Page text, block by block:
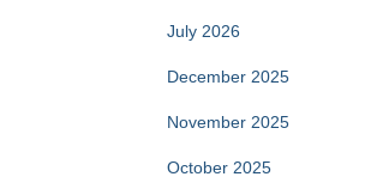
July 2026
December 2025
November 2025
October 2025